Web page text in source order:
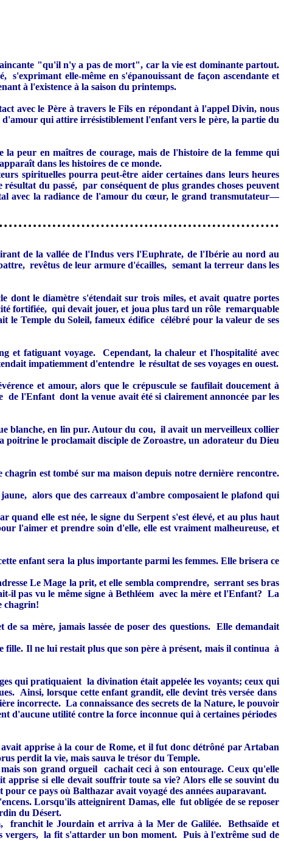
"qu'il n'y a pas de mort", car la vie est dominante partout.
elle-même en s'épanouissant de façon ascendante et
à l'existence à la saison du printemps.
avec le Père à travers le Fils en répondant à l'appel Divin, nous
qui attire irrésistiblement l'enfant vers le père, la partie du
la peur en maîtres de courage, mais de l'histoire de la femme qui
dans les histoires de ce monde.
spirituelles pourra peut-être aider certaines dans leurs heures
du passé, par conséquent de plus grandes choses peuvent
avec la radiance de l'amour du cœur, le grand transmutateur—
de la vallée de l'Indus vers l'Euphrate, de l'Ibérie au nord au
revêtus de leur armure d'écailles, semant la terreur dans les
dont le diamètre s'étendait sur trois miles, et avait quatre portes
fortifiée, qui devait jouer, et joua plus tard un rôle remarquable
le Temple du Soleil, fameux édifice célébré pour la valeur de ses
et fatiguant voyage. Cependant, la chaleur et l'hospitalité avec
impatiemment d'entendre le résultat de ses voyages en ouest.
et amour, alors que le crépuscule se faufilait doucement à
l'Enfant dont la venue avait été si clairement annoncée par les
blanche, en lin pur. Autour du cou, il avait un merveilleux collier
poitrine le proclamait disciple de Zoroastre, un adorateur du Dieu
est tombé sur ma maison depuis notre dernière rencontre.
alors que des carreaux d'ambre composaient le plafond qui
elle est née, le signe du Serpent s'est élevé, et au plus haut
l'aimer et prendre soin d'elle, elle est vraiment malheureuse, et
enfant sera la plus importante parmi les femmes. Elle brisera ce
Le Mage la prit, et elle sembla comprendre, serrant ses bras
il pas vu le même signe à Bethléem avec la mère et l'Enfant? La
chagrin!
sa mère, jamais lassée de poser des questions. Elle demandait
Il ne lui restait plus que son père à présent, mais il continua à
qui pratiquaient la divination était appelée les voyants; ceux qui
Ainsi, lorsque cette enfant grandit, elle devint très versée dans
incorrecte. La connaissance des secrets de la Nature, le pouvoir
d'aucune utilité contre la force inconnue qui à certaines périodes
apprise à la cour de Rome, et il fut donc détrôné par Artaban
perdit la vie, mais sauva le trésor du Temple.
son grand orgueil cachait ceci à son entourage. Ceux qu'elle
si elle devait souffrir toute sa vie? Alors elle se souvint du
ce pays où Balthazar avait voyagé des années auparavant.
Lorsqu'ils atteignirent Damas, elle fut obligée de se reposer
du Désert.
franchit le Jourdain et arriva à la Mer de Galilée. Bethsaïde et
vergers, la fit s'attarder un bon moment. Puis à l'extrême sud de